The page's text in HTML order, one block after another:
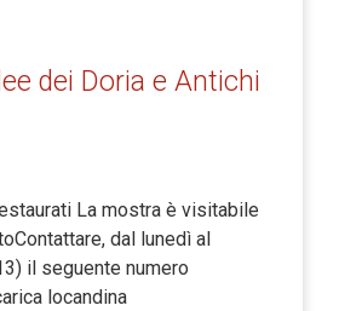
dei Doria e Antichi
La mostra è visitabile
dal lunedì al
il seguente numero
locandina